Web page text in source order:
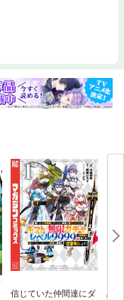
信じていた仲間達にダ
ふ